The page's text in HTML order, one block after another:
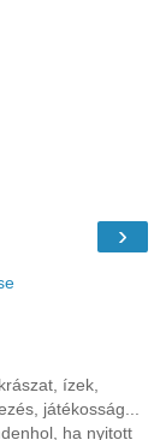
›
ízek,
játékosság...
ha nyitott